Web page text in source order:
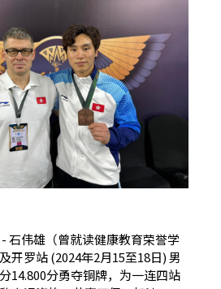
石伟雄（曾就读健康教育荣誉学
开罗站 (2024年2月15至18日) 男
14.800分勇夺铜牌，为一连四站